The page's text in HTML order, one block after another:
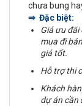
chưa bung
⇒ Đặc biệt:
Giá ưu đãi
mua đi
giá tốt.
Hỗ trợ thi
Khách
dự án cần